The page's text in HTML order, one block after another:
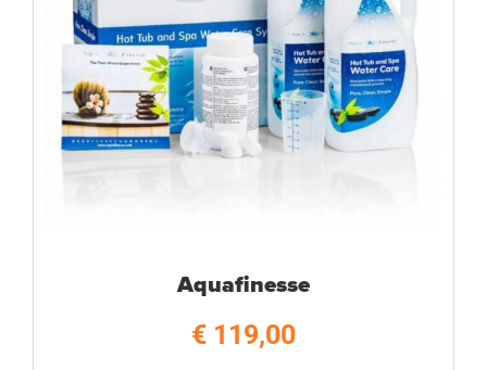
Aquafinesse
€ 119,00